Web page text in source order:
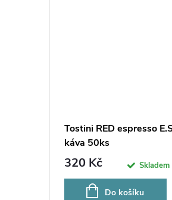
Tostini RED espresso
káva 50ks
320 Kč Skladem
Do košíku